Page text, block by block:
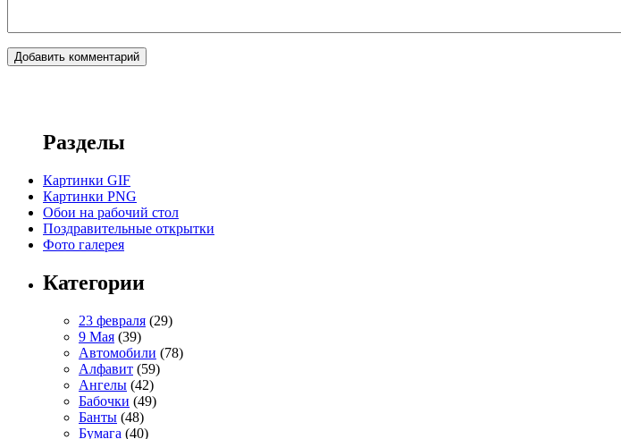
Разделы
Картинки GIF
Картинки PNG
Обои на рабочий стол
Поздравительные открытки
Фото галерея
Категории
23 февраля (29)
9 Мая (39)
Автомобили (78)
Алфавит (59)
Ангелы (42)
Бабочки (49)
Банты (48)
Бумага (40)